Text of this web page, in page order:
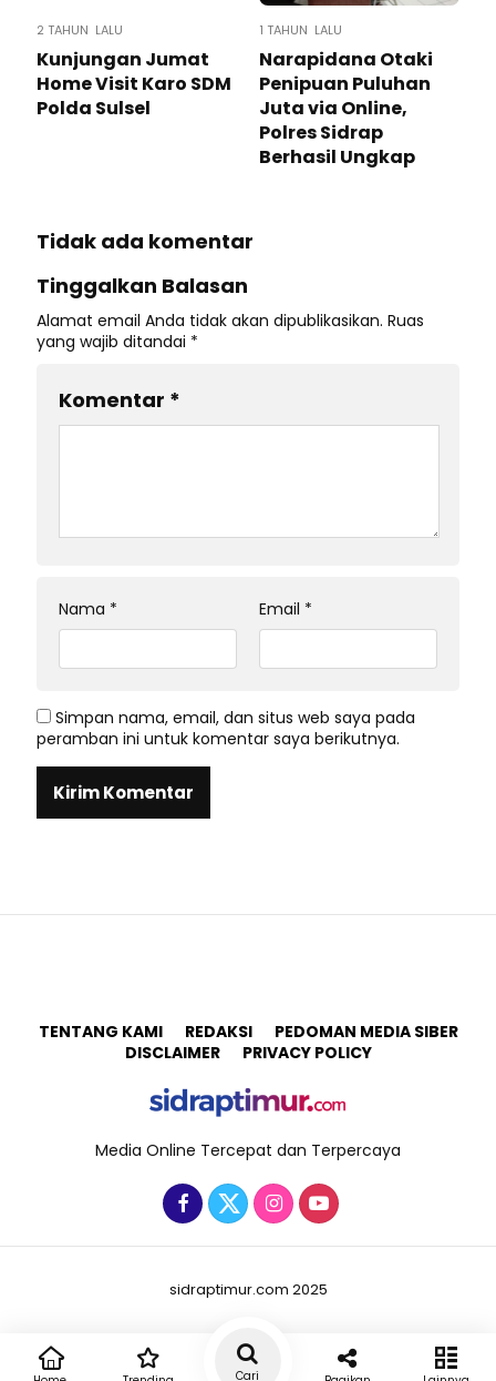
2 TAHUN LALU
Kunjungan Jumat
Home Visit Karo SDM
Polda Sulsel
1 TAHUN LALU
Narapidana Otaki
Penipuan Puluhan
Juta via Online,
Polres Sidrap
Berhasil Ungkap
Tidak ada komentar
Tinggalkan Balasan
Alamat email Anda tidak akan dipublikasikan. Ruas
yang wajib ditandai *
Komentar *
Nama * Email *
Simpan nama, email, dan situs web saya pada
peramban ini untuk komentar saya berikutnya.
TENTANG KAMI REDAKSI
PEDOMAN MEDIA SIBER
DISCLAIMER
PRIVACY POLICY
Media Online Tercepat dan Terpercaya
sidraptimur.com 2025
Cari